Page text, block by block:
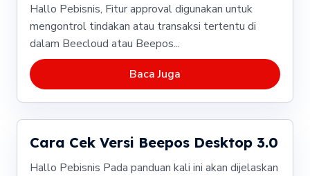
Hallo Pebisnis, Fitur approval digunakan untuk
mengontrol tindakan atau transaksi tertentu di
dalam Beecloud atau Beepos...
Baca Juga
Cara Cek Versi Beepos Desktop 3.0
Hallo Pebisnis Pada panduan kali ini akan dijelaskan